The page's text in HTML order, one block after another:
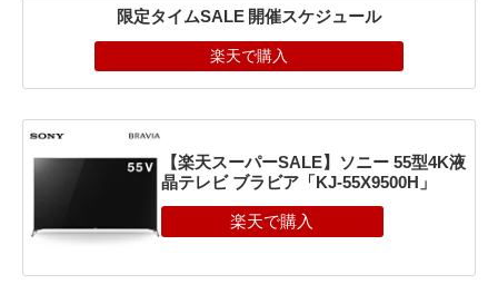
限定タイムSALE 開催スケジュール
楽天で購入
【楽天スーパーSALE】ソニー 55型4K液
晶テレビ ブラビア「KJ-55X9500H」